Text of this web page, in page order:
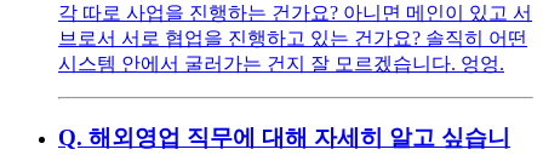
각 따로 사업을 진행하는 건가요? 아니면 메인이 있고 서
브로서 서로 협업을 진행하고 있는 건가요? 솔직히 어떤
시스템 안에서 굴러가는 건지 잘 모르겠습니다. 엉엉.
Q. 해외영업 직무에 대해 자세히 알고 싶습니